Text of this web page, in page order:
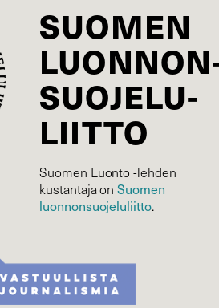
SUOMEN
SUOJELU­
LIITTO
Suomen Luonto -lehden
kustantaja onSuomen
luonnonsuojelu­liitto.